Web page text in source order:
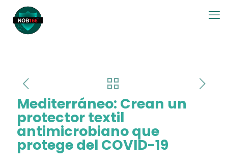
Mediterráneo: Crean un
protector textil
antimicrobiano que
protege del COVID-19